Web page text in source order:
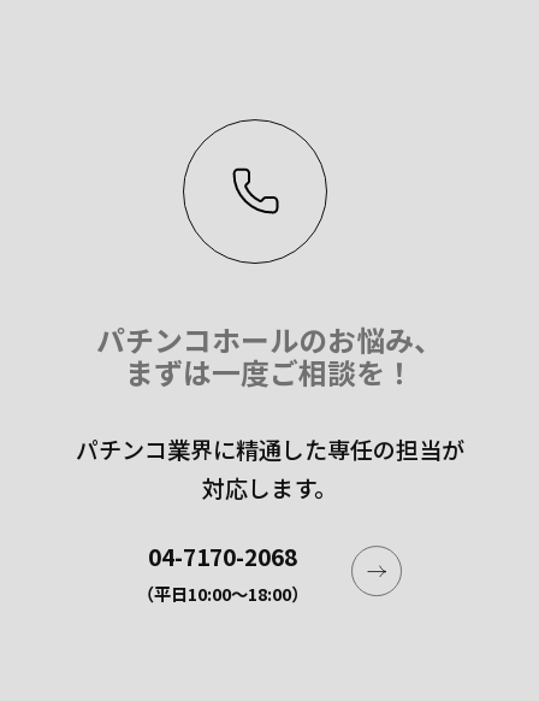
パチンコホールのお悩み、
まずは一度ご相談を！
パチンコ業界に精通した専任の担当が
対応します。
04-7170-2068
（平日10:00〜18:00）